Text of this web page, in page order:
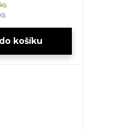
košíku